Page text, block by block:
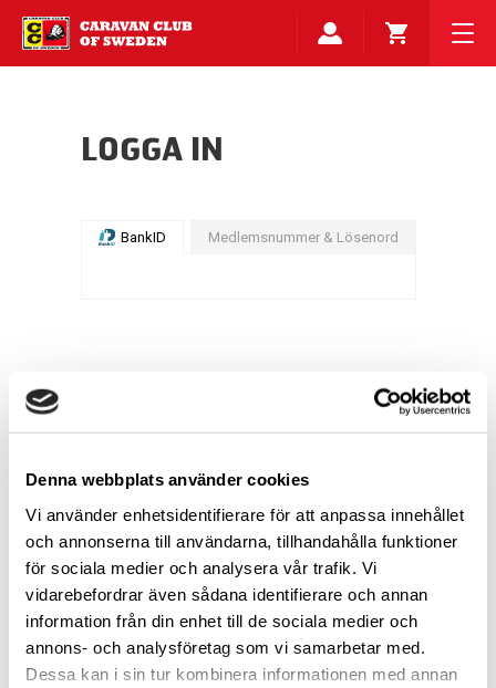
Denna webbplats använder cookies
Vi använder enhetsidentifierare för att anpassa innehållet
och annonserna till användarna, tillhandahålla funktioner
för sociala medier och analysera vår trafik. Vi
vidarebefordrar även sådana identifierare och annan
information från din enhet till de sociala medier och
annons- och analysföretag som vi samarbetar med.
Dessa kan i sin tur kombinera informationen med annan
LOGGA IN
BankID Medlemsnummer & Lösenord
För dig som är blivande ny medlemTa del av alla förmåner.